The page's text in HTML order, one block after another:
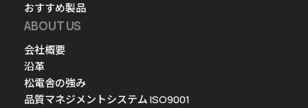
おすすめ製品
ABOUT US
会社概要
沿革
松電舎の強み
品質マネジメントシステム ISO9001